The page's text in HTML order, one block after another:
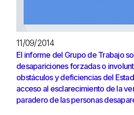
11/09/2014
El informe del Grupo de Trabajo
desapariciones forzadas o
obstáculos y deficiencias del
acceso al esclarecimiento de la
paradero de las personas